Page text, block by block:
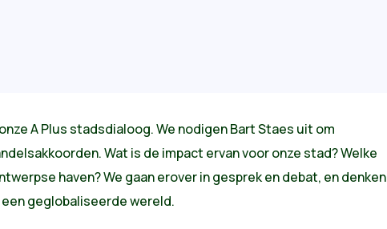
A Plus stadsdialoog. We nodigen Bart Staes uit om
Wat is de impact ervan voor onze stad? Welke
haven? We gaan erover in gesprek en debat, en denken
geglobaliseerde wereld.